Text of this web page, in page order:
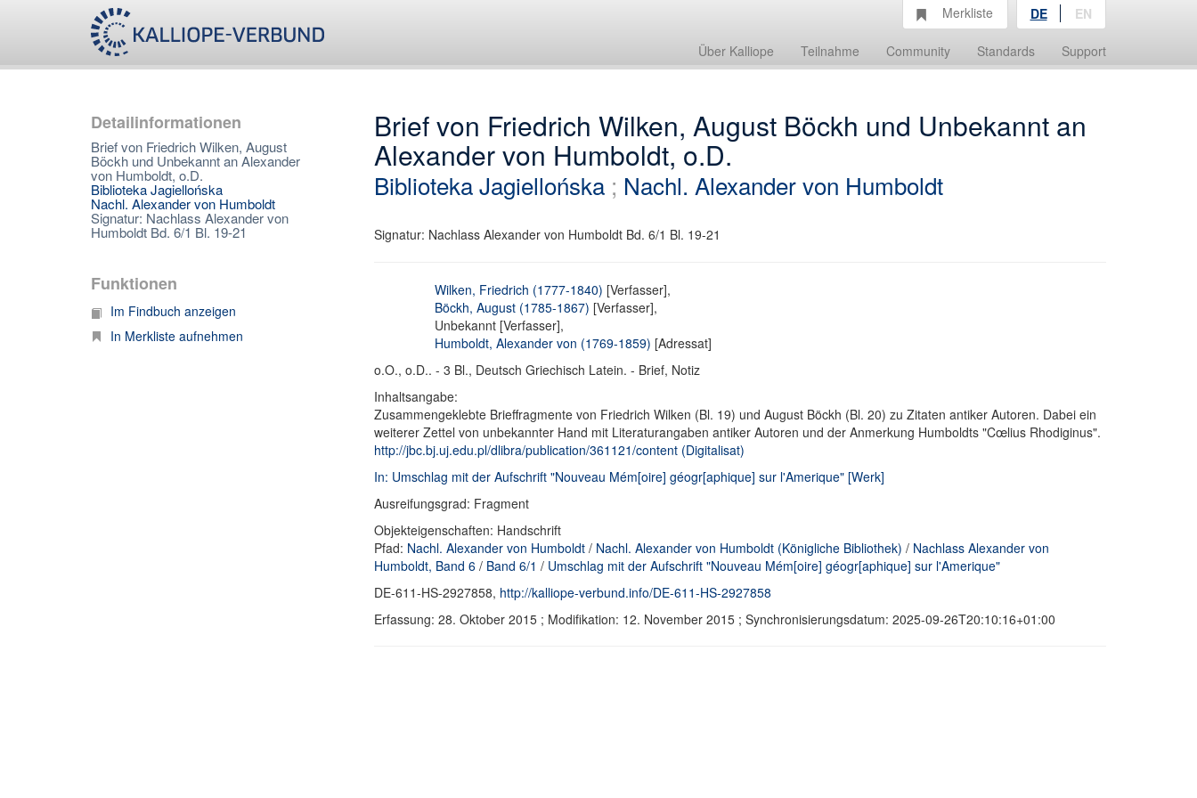
Über Kalliope Teilnahme Community Standards Support
Merkliste DE EN
Detailinformationen
Brief von Friedrich Wilken, August
Böckh und Unbekannt an Alexander
von Humboldt, o.D.
Biblioteka Jagiellońska
Nachl. Alexander von Humboldt
Signatur: Nachlass Alexander von
Humboldt Bd. 6/1 Bl. 19-21
Funktionen
Im Findbuch anzeigen
In Merkliste aufnehmen
Brief von Friedrich Wilken, August Böckh und Unbekannt an
Alexander von Humboldt, o.D.
Biblioteka Jagiellońska; Nachl. Alexander von Humboldt
Signatur: Nachlass Alexander von Humboldt Bd. 6/1 Bl. 19-21
Wilken, Friedrich (1777-1840) [Verfasser],
Böckh, August (1785-1867) [Verfasser],
Unbekannt [Verfasser],
Humboldt, Alexander von (1769-1859) [Adressat]
o.O., o.D.. - 3 Bl., Deutsch Griechisch Latein. - Brief, Notiz
Inhaltsangabe:
Zusammengeklebte Brieffragmente von Friedrich Wilken (Bl. 19) und August Böckh (Bl. 20) zu Zitaten antiker Autoren. Dabei ein
weiterer Zettel von unbekannter Hand mit Literaturangaben antiker Autoren und der Anmerkung Humboldts "Cœlius Rhodiginus".
http://jbc.bj.uj.edu.pl/dlibra/publication/361121/content (Digitalisat)
In: Umschlag mit der Aufschrift "Nouveau Mém[oire] géogr[aphique] sur l'Amerique" [Werk]
Ausreifungsgrad: Fragment
Objekteigenschaften: Handschrift
Pfad: Nachl. Alexander von Humboldt/ Nachl. Alexander von Humboldt (Königliche Bibliothek) / Nachlass Alexander von
Humboldt, Band 6/ Band 6/1 / Umschlag mit der Aufschrift "Nouveau Mém[oire] géogr[aphique] sur l'Amerique"
DE-611-HS-2927858, http://kalliope-verbund.info/DE-611-HS-2927858
Erfassung: 28. Oktober 2015 ; Modifikation: 12. November 2015 ; Synchronisierungsdatum: 2025-09-26T20:10:16+01:00